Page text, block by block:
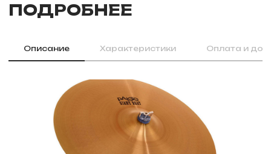
ПОДРОБНЕЕ
Описание Характеристики Оплата и